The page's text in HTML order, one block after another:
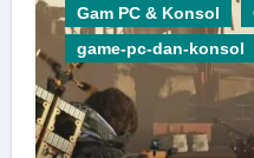
Gam PC & Konsol
game-pc-dan-konsol